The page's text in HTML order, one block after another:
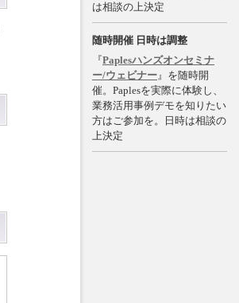
は相談の上決定
随時開催 日時は調整
『Paplesハンズオンセミナ
ー/ウェビナー』を随時開
催。Paplesを実際に体験し、
業務活用事例デモを知りたい
方はご参加を。日時は相談の
上決定